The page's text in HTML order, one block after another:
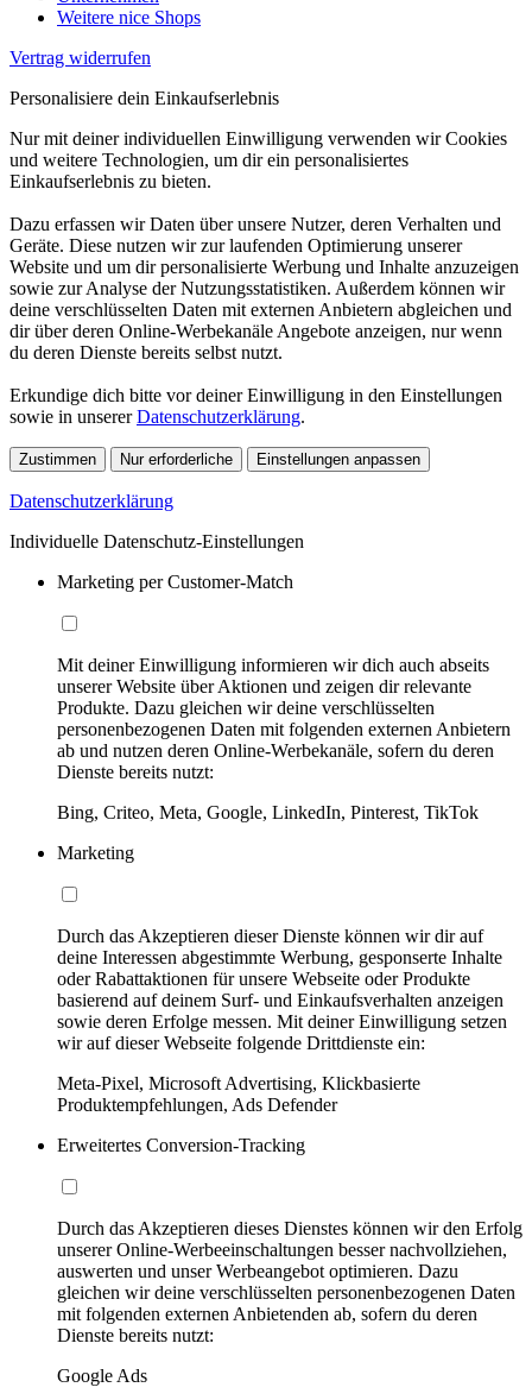
Weitere nice Shops
Vertrag widerrufen
Personalisiere dein Einkaufserlebnis
Nur mit deiner individuellen Einwilligung verwenden wir Cookies
und weitere Technologien, um dir ein personalisiertes
Einkaufserlebnis zu bieten.
Dazu erfassen wir Daten über unsere Nutzer, deren Verhalten und
Geräte. Diese nutzen wir zur laufenden Optimierung unserer
Website und um dir personalisierte Werbung und Inhalte anzuzeigen
sowie zur Analyse der Nutzungsstatistiken. Außerdem können wir
deine verschlüsselten Daten mit externen Anbietern abgleichen und
dir über deren Online-Werbekanäle Angebote anzeigen, nur wenn
du deren Dienste bereits selbst nutzt.
Erkundige dich bitte vor deiner Einwilligung in den Einstellungen
sowie in unsererDatenschutzerklärung.
Zustimmen Nur erforderliche Einstellungen anpassen
Datenschutzerklärung
Individuelle Datenschutz-Einstellungen
Marketing per Customer-Match
Mit deiner Einwilligung informieren wir dich auch abseits
unserer Website über Aktionen und zeigen dir relevante
Produkte. Dazu gleichen wir deine verschlüsselten
personenbezogenen Daten mit folgenden externen Anbietern
ab und nutzen deren Online-Werbekanäle, sofern du deren
Dienste bereits nutzt:
Bing, Criteo, Meta, Google, LinkedIn, Pinterest, TikTok
Marketing
Durch das Akzeptieren dieser Dienste können wir dir auf
deine Interessen abgestimmte Werbung, gesponserte Inhalte
oder Rabattaktionen für unsere Webseite oder Produkte
basierend auf deinem Surf- und Einkaufsverhalten anzeigen
sowie deren Erfolge messen. Mit deiner Einwilligung setzen
wir auf dieser Webseite folgende Drittdienste ein:
Meta-Pixel, Microsoft Advertising, Klickbasierte
Produktempfehlungen, Ads Defender
Erweitertes Conversion-Tracking
Durch das Akzeptieren dieses Dienstes können wir den Erfolg
unserer Online-Werbeeinschaltungen besser nachvollziehen,
auswerten und unser Werbeangebot optimieren. Dazu
gleichen wir deine verschlüsselten personenbezogenen Daten
mit folgenden externen Anbietenden ab, sofern du deren
Dienste bereits nutzt:
Google Ads